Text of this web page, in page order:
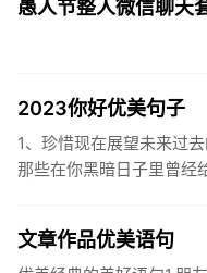
愚人节整人微信聊天
2023你好优美句子
1、珍惜现在展望未来过
那些在你黑暗日子里曾经
文章作品优美语句